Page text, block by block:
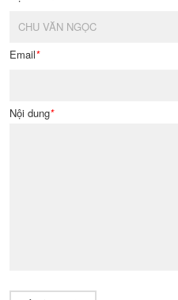
Email*
Nội dung*